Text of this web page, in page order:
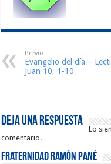
Previo
Evangelio del día –
Juan 10, 1-10
Deja una respuesta
Lo
comentario.
Fraternidad Ramón Pané